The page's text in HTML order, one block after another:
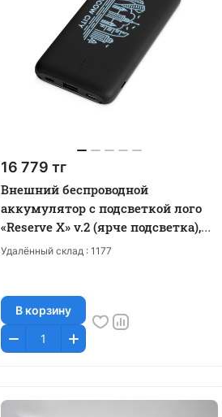
16 779 тг
Внешний беспроводной
аккумулятор с подсветкой лого
«Reserve X» v.2 (ярче подсветка),
8000 mAh
Удалённый склад : 1177
В корзину